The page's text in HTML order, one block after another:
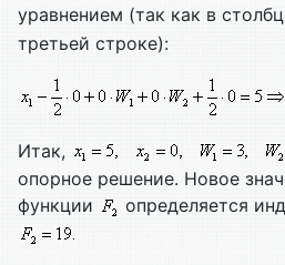
уравнением (так как в
третьей строке):
Итак,
опорное решение. Новое
функции
определяется